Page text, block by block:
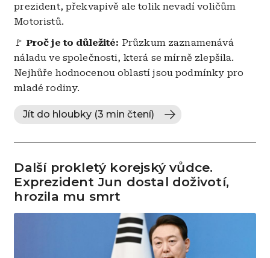
prezident, překvapivě ale tolik nevadí voličům
Motoristů.
🚩 Proč je to důležité: Průzkum zaznamenává
náladu ve společnosti, která se mírně zlepšila.
Nejhůře hodnocenou oblastí jsou podmínky pro
mladé rodiny.
Jít do hloubky (3 min čtení)
Další prokletý korejský vůdce.
Exprezident Jun dostal doživotí,
hrozila mu smrt